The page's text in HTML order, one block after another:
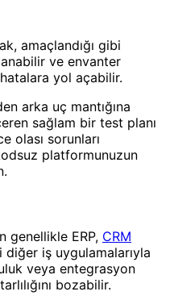
amaçlandığı gibi
ve envanter
yol açabilir.
arka uç mantığına
sağlam bir test planı
olası sorunları
platformunuzun
genellikle ERP, CRM
iş uygulamalarıyla
veya entegrasyon
bozabilir.